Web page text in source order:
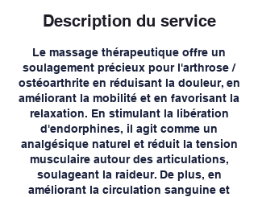
Description du service
Le massage thérapeutique offre un
soulagement précieux pour l'arthrose /
ostéoarthrite en réduisant la douleur, en
améliorant la mobilité et en favorisant la
relaxation. En stimulant la libération
d'endorphines, il agit comme un
analgésique naturel et réduit la tension
musculaire autour des articulations,
soulageant la raideur. De plus, en
améliorant la circulation sanguine et